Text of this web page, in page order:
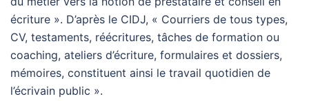
écriture ». D’après le CIDJ, « Courriers de tous types,
CV, testaments, réécritures, tâches de formation ou
coaching, ateliers d’écriture, formulaires et dossiers,
mémoires, constituent ainsi le travail quotidien de
l’écrivain public ».